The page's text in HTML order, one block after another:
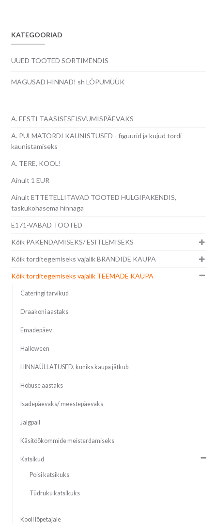
KATEGOORIAD
UUED TOOTED SORTIMENDIS
MAGUSAD HINNAD! sh LÕPUMÜÜK
A. EESTI TAASISESEISVUMISPÄEVAKS
A. PULMATORDI KAUNISTUSED - figuurid ja kujud tordi
kaunistamiseks
A. TERE, KOOL!
Ainult 1 EUR
Ainult ETTETELLITAVAD TOOTED HULGIPAKENDIS,
taskukohasema hinnaga
E171-VABAD TOOTED
Kõik PAKENDAMISEKS/ ESITLEMISEKS
Kõik torditegemiseks vajalik BRÄNDIDE KAUPA
Kõik torditegemiseks vajalik TEEMADE KAUPA
Cateringi tarvikud
Draakoni aastaks
Emadepäev
Halloween
HINNAÜLLATUSED, kuniks kaupa jätkub
Hobuse aastaks
Isadepäevaks/ meestepäevaks
Jalgpall
Käsitöökommide meisterdamiseks
Katsikud
Poisi katsikuks
Tüdruku katsikuks
Kooli lõpetajale